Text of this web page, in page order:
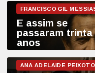
E assim se
passaram trinta
anos